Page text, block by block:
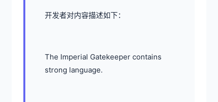
开发者对内容描述如下：
The Imperial Gatekeeper contains
strong language.